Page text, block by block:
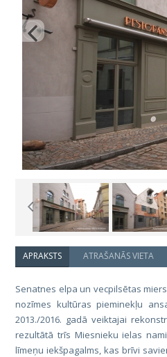
APRAKSTS ATRAŠANĀS VIETA
Senatnes elpa un vecpilsētas
nozīmes kultūras pieminekļu
2013./2016. gadā veiktajai
rezultātā trīs Miesnieku ielas
līmeņu iekšpagalms, kas brīvi